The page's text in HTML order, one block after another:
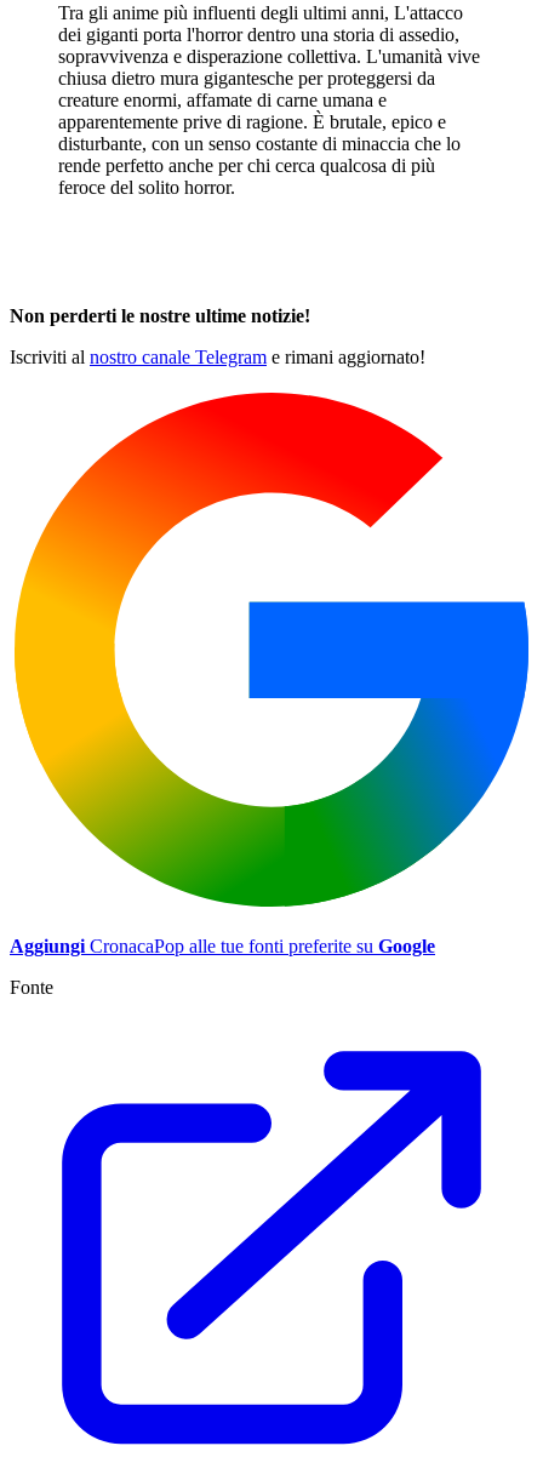
Tra gli anime più influenti degli ultimi anni, L'attacco
dei giganti porta l'horror dentro una storia di assedio,
sopravvivenza e disperazione collettiva. L'umanità vive
chiusa dietro mura gigantesche per proteggersi da
creature enormi, affamate di carne umana e
apparentemente prive di ragione. È brutale, epico e
disturbante, con un senso costante di minaccia che lo
rende perfetto anche per chi cerca qualcosa di più
feroce del solito horror.
Non perderti le nostre ultime notizie!
Iscriviti al nostro canale Telegram e rimani aggiornato!
Aggiungi CronacaPop alle tue fonti preferite su Google
Fonte